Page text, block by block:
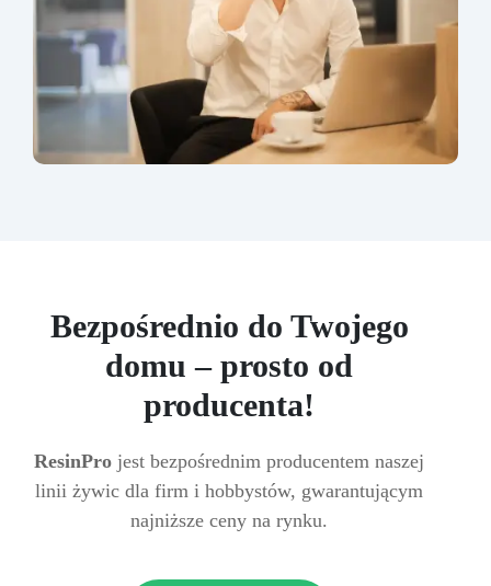
Bezpośrednio do Twojego
domu – prosto od
producenta!
ResinPro jest bezpośrednim producentem naszej
linii żywic dla firm i hobbystów, gwarantującym
najniższe ceny na rynku.